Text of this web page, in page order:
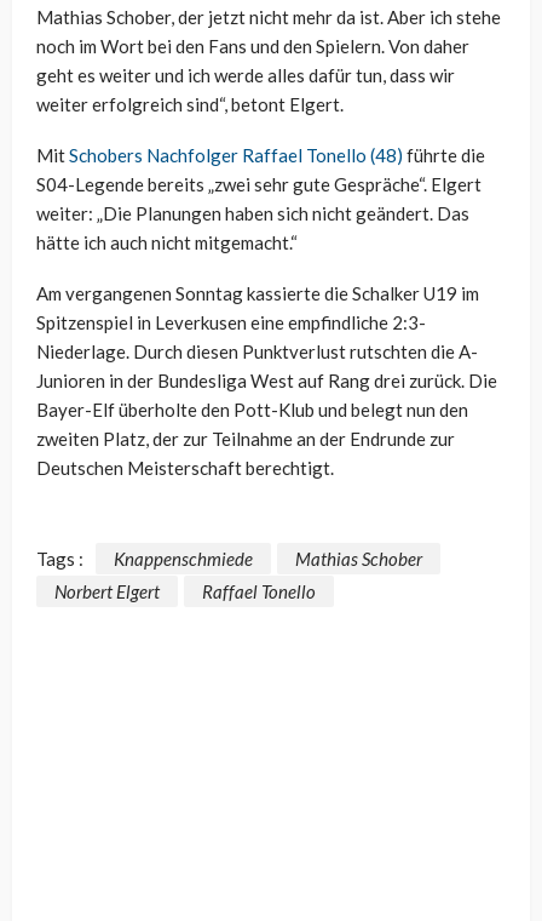
Mathias Schober, der jetzt nicht mehr da ist. Aber ich stehe
noch im Wort bei den Fans und den Spielern. Von daher
geht es weiter und ich werde alles dafür tun, dass wir
weiter erfolgreich sind“, betont Elgert.
MitSchobers Nachfolger Raffael Tonello (48) führte die
S04-Legende bereits „zwei sehr gute Gespräche“. Elgert
weiter: „Die Planungen haben sich nicht geändert. Das
hätte ich auch nicht mitgemacht.“
Am vergangenen Sonntag kassierte die Schalker U19 im
Spitzenspiel in Leverkusen eine empfindliche 2:3-
Niederlage. Durch diesen Punktverlust rutschten die A-
Junioren in der Bundesliga West auf Rang drei zurück. Die
Bayer-Elf überholte den Pott-Klub und belegt nun den
zweiten Platz, der zur Teilnahme an der Endrunde zur
Deutschen Meisterschaft berechtigt.
Tags : Knappenschmiede
Mathias Schober
Norbert Elgert
Raffael Tonello